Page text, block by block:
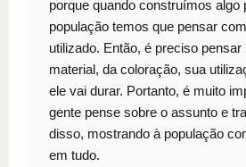
porque quando construímos algo
população temos que pensar
utilizado. Então, é preciso
material, da coloração, sua
ele vai durar. Portanto, é muito
gente pense sobre o assunto e
disso, mostrando à população
em tudo.